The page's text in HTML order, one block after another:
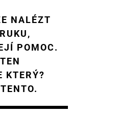
NALÉZT
POMOC.
KTERÝ?